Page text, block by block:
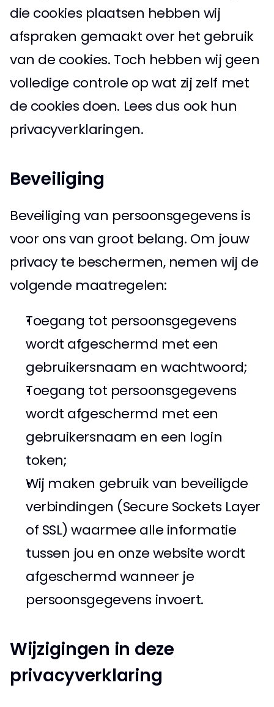
die cookies plaatsen hebben wij
afspraken gemaakt over het gebruik
van de cookies. Toch hebben wij geen
volledige controle op wat zij zelf met
de cookies doen. Lees dus ook hun
privacyverklaringen.
Beveiliging
Beveiliging van persoonsgegevens is
voor ons van groot belang. Om jouw
privacy te beschermen, nemen wij de
volgende maatregelen:
Toegang tot persoonsgegevens
wordt afgeschermd met een
gebruikersnaam en wachtwoord;
Toegang tot persoonsgegevens
wordt afgeschermd met een
gebruikersnaam en een login
token;
Wij maken gebruik van beveiligde
verbindingen (Secure Sockets Layer
of SSL) waarmee alle informatie
tussen jou en onze website wordt
afgeschermd wanneer je
persoonsgegevens invoert.
Wijzigingen in deze
privacyverklaring